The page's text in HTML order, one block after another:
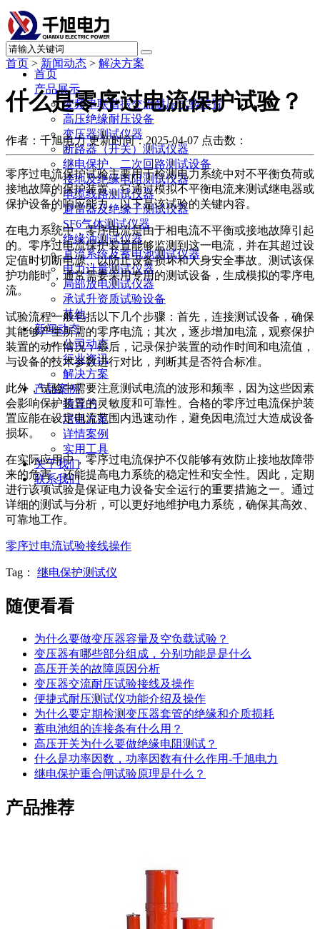
首页
产品展示
变频串联谐振交流耐压试验装置
高压绝缘耐压设备
变压器测试仪器
断路器（开关）测试仪器
继电保护、二次回路测试设备
接地及绝缘电阻测试仪器
电缆线路测试仪器
避雷器及绝缘子测试仪器
SF6气体测试仪器
绝缘油测试仪器
直流系统及蓄电池测试仪器
电力计量测试仪器
局部放电测试仪器
承试升资质试验设备
其他
新闻动态
公司动态
行业资讯
解决方案
产品案例
指导书
培训方案
详情案例
实用工具
关于我们
联系我们
首页 > 新闻动态 > 解决方案
什么是零序过电流保护试验？
作者：千旭电力 更新时间：2025-04-07 点击数：
零序过电流保护试验主要用于检测电力系统中对不平衡负荷或
接地故障的保护装置。它通过模拟不平衡电流来测试继电器或
保护设备的响应能力。以下是该试验的关键内容。
在电力系统中，零序电流是由于相电流不平衡或接地故障引起
的。零序过电流保护装置能够监测到这一电流，并在其超过设
定值时切断电源，以防止设备损坏和人身安全事故。测试该保
护功能时，通常需要采用专用的测试设备，生成模拟的零序电
流。
试验流程一般包括以下几个步骤：首先，连接测试设备，确保
其能够产生所需的零序电流；其次，逐步增加电流，观察保护
装置的动作情况；最后，记录保护装置的动作时间和电流值，
与设备的技术参数进行对比，判断其是否符合标准。
此外，试验中需要注意测试电流的波形和频率，因为这些因素
会影响保护装置的灵敏度和可靠性。合格的零序过电流保护装
置应能在设定电流范围内迅速动作，避免因电流过大造成设备
损坏。
在实际应用中，零序过电流保护不仅能够有效防止接地故障带
来的危害，还能提高电力系统的稳定性和安全性。因此，定期
进行该项试验是保证电力设备安全运行的重要措施之一。通过
详细的测试与分析，可以更好地维护电力系统，确保其高效、
可靠地工作。
零序过电流试验接线操作
Tag： 继电保护测试仪
随便看看
为什么要做变压器容量及空负载试验？
变压器有哪些部分组成，分别功能是是什么
高压开关的故障原因分析
变压器交流耐压试验接线及操作
便捷式耐压测试仪功能介绍及操作
为什么要定期检测变压器套管的绝缘和介质损耗
蓄电池组的连接条有什么用？
高压开关为什么要做绝缘电阻测试？
什么是功率因数，功率因数有什么作用-千旭电力
继电保护重合闸试验原理是什么？
产品推荐